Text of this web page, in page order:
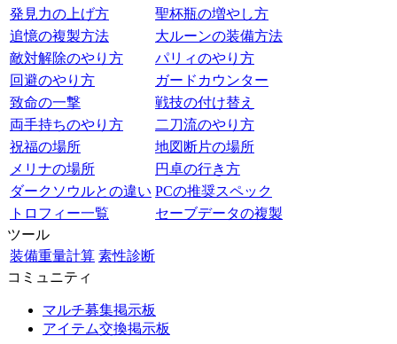
発見力の上げ方
聖杯瓶の増やし方
追憶の複製方法
大ルーンの装備方法
敵対解除のやり方
パリィのやり方
回避のやり方
ガードカウンター
致命の一撃
戦技の付け替え
両手持ちのやり方
二刀流のやり方
祝福の場所
地図断片の場所
メリナの場所
円卓の行き方
ダークソウルとの違い PCの推奨スペック
トロフィー一覧
セーブデータの複製
ツール
装備重量計算 素性診断
コミュニティ
マルチ募集掲示板
アイテム交換掲示板